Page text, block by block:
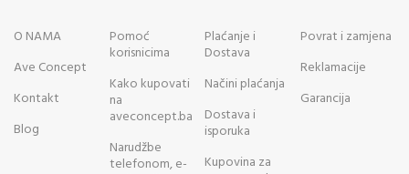
O NAMA
Ave Concept
Kontakt
Blog
Pomoć
korisnicima
Kako kupovati
na
aveconcept.ba
Narudžbe
telefonom, e-
Plaćanje i
Dostava
Načini plaćanja
Dostava i
isporuka
Kupovina za
Povrat i zamjena
Reklamacije
Garancija